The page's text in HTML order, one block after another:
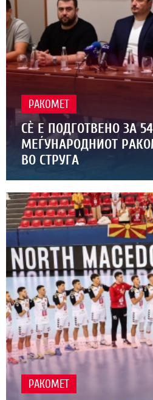
РАКОМЕТ
СЀ Е ПОДГОТВЕНО ЗА
МЕЃУНАРОДНИОТ
ВО СТРУГА
РАКОМЕТ